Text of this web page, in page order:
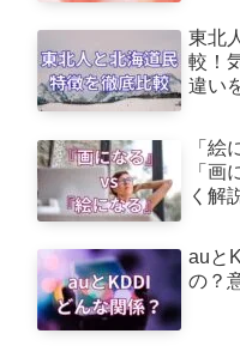
東北
較！
違い
「絵
「画
く解
auと
の？